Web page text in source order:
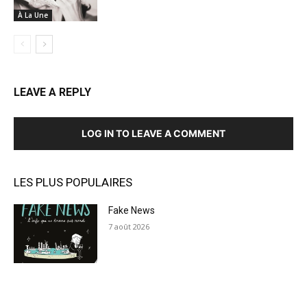
À La Une
LEAVE A REPLY
LOG IN TO LEAVE A COMMENT
LES PLUS POPULAIRES
Fake News
7 août 2026